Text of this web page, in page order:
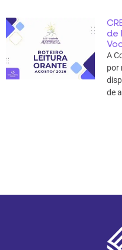
de
A
por
de